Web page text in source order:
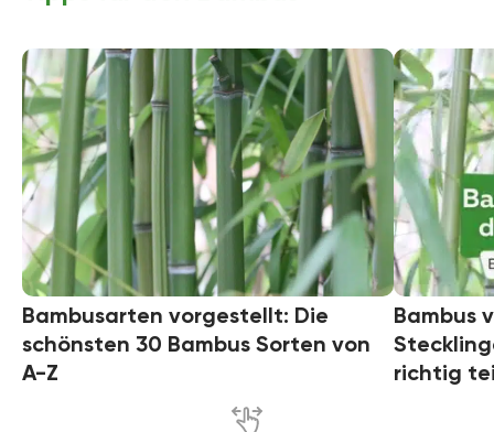
Bambusarten vorgestellt: Die
schönsten 30 Bambus Sorten von
A-Z
Bambus
richtig